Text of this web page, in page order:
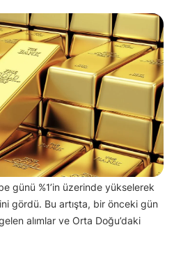
günü %1’in üzerinde yükselerek
gördü. Bu artışta, bir önceki gün
alımlar ve Orta Doğu’daki